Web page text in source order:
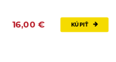
16,00 € KÚPIŤ